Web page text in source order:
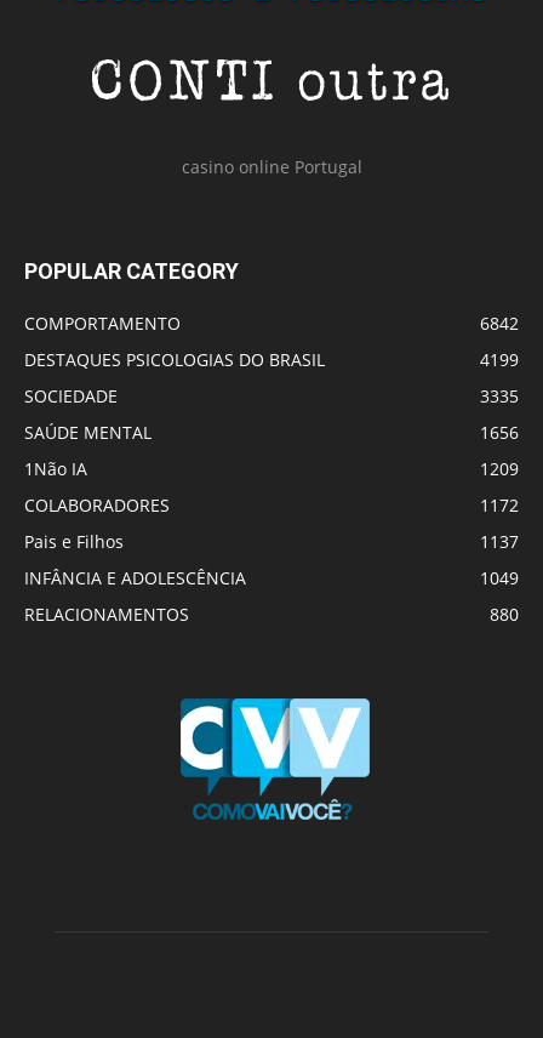
casino online Portugal
POPULAR CATEGORY
COMPORTAMENTO
6842
DESTAQUES PSICOLOGIAS DO BRASIL
4199
SOCIEDADE
3335
SAÚDE MENTAL
1656
1Não IA
1209
COLABORADORES
1172
Pais e Filhos
1137
INFÂNCIA E ADOLESCÊNCIA
1049
RELACIONAMENTOS
880